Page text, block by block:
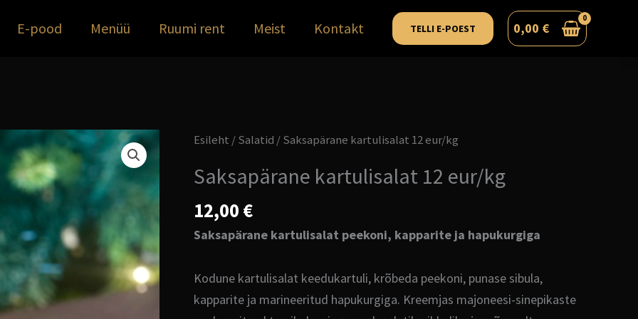
E-pood Menüü Ruumi rent Meist Kontakt TELLI E-POEST 0,00 €
Esileht /Salatid / Saksapärane kartulisalat 12 eur/kg
Saksapärane kartulisalat 12 eur/kg
12,00 €
Saksapärane kartulisalat peekoni, kapparite ja hapukurgiga
Kodune kartulisalat keedukartuli, krõbeda peekoni, punase sibula,
kapparite ja marineeritud hapukurgiga. Kreemjas majoneesi-sinepikaste
Saksapärane
12
eur/kg
kogus